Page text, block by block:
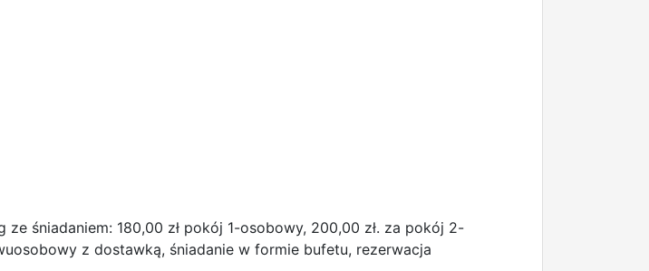
śniadaniem: 180,00 zł pokój 1-osobowy, 200,00 zł. za pokój 2-
z dostawką, śniadanie w formie bufetu, rezerwacja